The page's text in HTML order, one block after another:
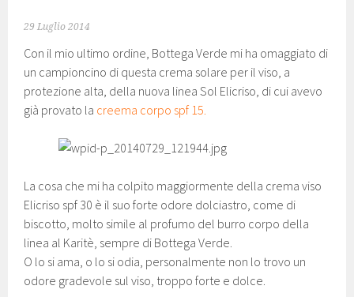
29 Luglio 2014
Con il mio ultimo ordine, Bottega Verde mi ha omaggiato di
un campioncino di questa crema solare per il viso, a
protezione alta, della nuova linea Sol Elicriso, di cui avevo
già provato la creema corpo spf 15.
La cosa che mi ha colpito maggiormente della crema viso
Elicriso spf 30 è il suo forte odore dolciastro, come di
biscotto, molto simile al profumo del burro corpo della
linea al Karitè, sempre di Bottega Verde.
O lo si ama, o lo si odia, personalmente non lo trovo un
odore gradevole sul viso, troppo forte e dolce.